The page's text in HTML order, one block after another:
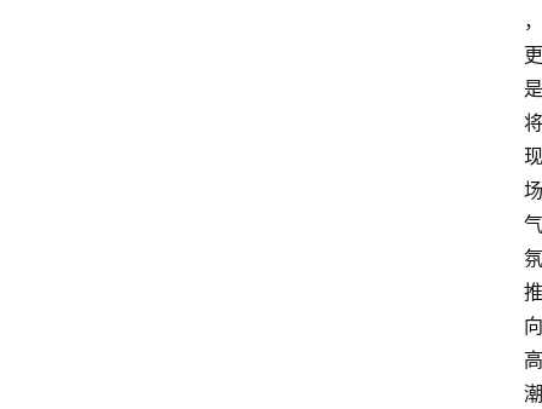
，
更
是
将
现
场
气
氛
推
向
高
潮